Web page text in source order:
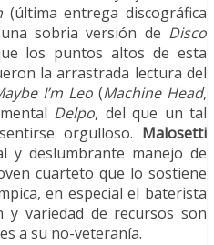
(última entrega discográfica
sobria versión de Disco
los puntos altos de esta
la arrastrada lectura del
I’m Leo(Machine Head,
Delpo, del que un tal
orgulloso. Malosetti
y deslumbrante manejo de
cuarteto que lo sostiene
en especial el baterista
y variedad de recursos son
a su no-veteranía.